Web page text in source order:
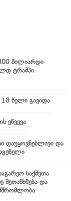
300 მილიარდი
ტრამპი
წელი გავიდა
ეწვევა
დაუყოვნებლივი და
საქმეთა
შეთანხმება და